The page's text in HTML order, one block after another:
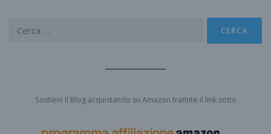
per:
Sostieni il Blog acquistando su Amazon tramite il link sotto